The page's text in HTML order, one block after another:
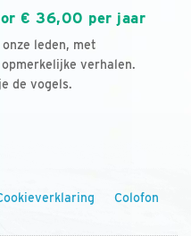
€ 36,00 per jaar
leden, met
verhalen.
de vogels.
Colofon